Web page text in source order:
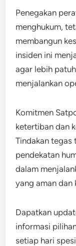
Penegakan
menghukum,
membangun
insiden ini
agar lebih
menjalankan
Komitmen
ketertiban dan
Tindakan tegas
pendekatan
dalam
yang aman dan
Dapatkan
informasi
setiap hari